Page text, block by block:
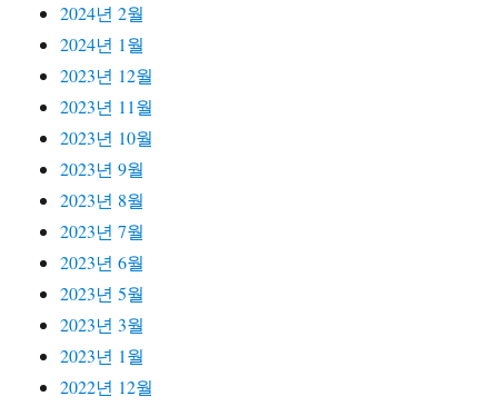
2024년 2월
2024년 1월
2023년 12월
2023년 11월
2023년 10월
2023년 9월
2023년 8월
2023년 7월
2023년 6월
2023년 5월
2023년 3월
2023년 1월
2022년 12월